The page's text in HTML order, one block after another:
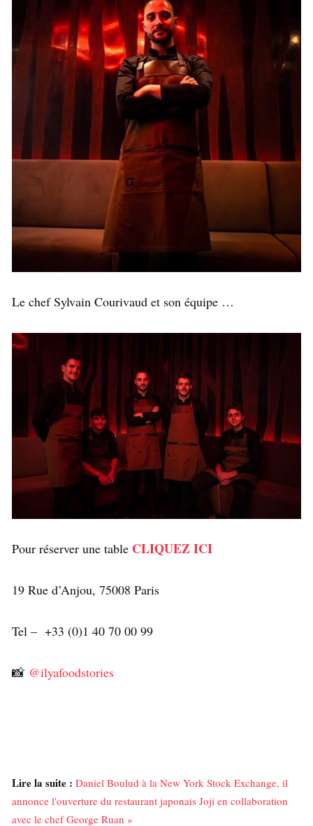
Le chef Sylvain Courivaud et son équipe …
Pour réserver une table CLIQUEZ ICI
19 Rue d’Anjou, 75008 Paris
Tel – +33 (0)1 40 70 00 99
📸 @ilyafoodstories
Lire la suite : Daniel Boulud à la New York Stock Exchange, il
annonce l'ouverture du restaurant japonais Joji en collaboration
avec le chef George Ruan »